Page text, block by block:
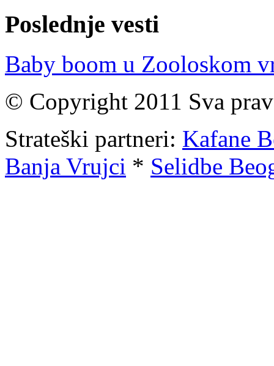
Poslednje vesti
Baby boom u Zooloskom
© Copyright 2011 Sva
Strateški partneri: Kafane
Banja Vrujci * Selidbe